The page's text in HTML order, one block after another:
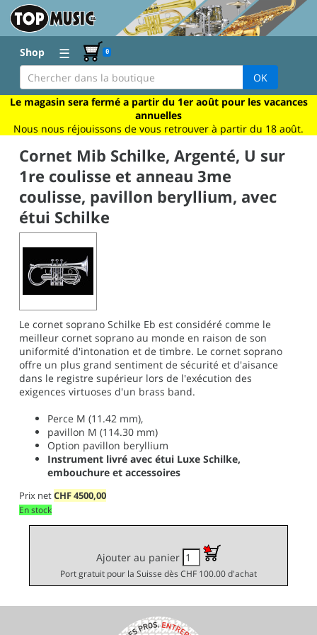
Shop ☰ 0
OK
Le magasin sera fermé a partir du 1er août pour les vacances
annuelles
Nous nous réjouissons de vous retrouver à partir du 18 août.
Cornet Mib Schilke, Argenté, U sur
1re coulisse et anneau 3me
coulisse, pavillon beryllium, avec
étui Schilke
Le cornet soprano Schilke Eb est considéré comme le
meilleur cornet soprano au monde en raison de son
uniformité d'intonation et de timbre. Le cornet soprano
offre un plus grand sentiment de sécurité et d'aisance
dans le registre supérieur lors de l'exécution des
exigences virtuoses d'un brass band.
Perce M (11.42 mm),
pavillon M (114.30 mm)
Option pavillon beryllium
Instrument livré avec étui Luxe Schilke,
embouchure et accessoires
Prix netCHF4500,00
En stock
Ajouter au panier
Port gratuit pour la Suisse dès CHF 100.00 d'achat